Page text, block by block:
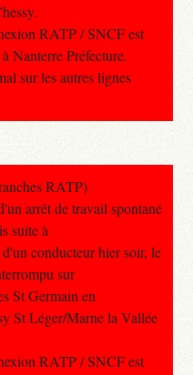
RATP / SNCF est
Nanterre Préfecture.
sur les autres lignes
RATP)
arrêt de travail spontané
suite à
conducteur hier soir, le
sur
St Germain en
St Léger/Marne la Vallée
RATP / SNCF est